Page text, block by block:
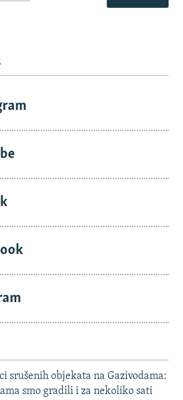
srušenih objekata na Gazivodama:
smo gradili i za nekoliko sati